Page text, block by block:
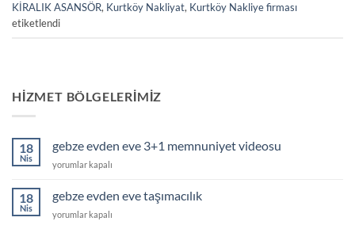
KİRALIK ASANSÖR, Kurtköy Nakliyat, Kurtköy Nakliye firması
etiketlendi
HIZMET BÖLGELERIMIZ
18
Nis
gebze evden eve 3+1 memnuniyet videosu
gebze
3+1
memnuniyet
yorumlar kapalı
18
Nis
gebze evden eve taşımacılık
gebze
yorumlar kapalı